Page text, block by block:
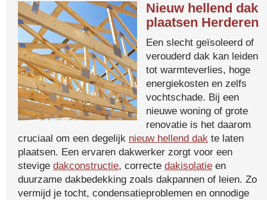
Nieuw hellend dak
plaatsen Herderen
Een slecht geïsoleerd of
verouderd dak kan leiden
tot warmteverlies, hoge
energiekosten en zelfs
vochtschade. Bij een
nieuwe woning of grote
renovatie is het daarom
cruciaal om een degelijk nieuw hellend dak te laten
plaatsen. Een ervaren dakwerker zorgt voor een
stevige dakconstructie, correcte dakisolatie en
duurzame dakbedekking zoals dakpannen of leien. Zo
vermijd je tocht, condensatieproblemen en onnodige